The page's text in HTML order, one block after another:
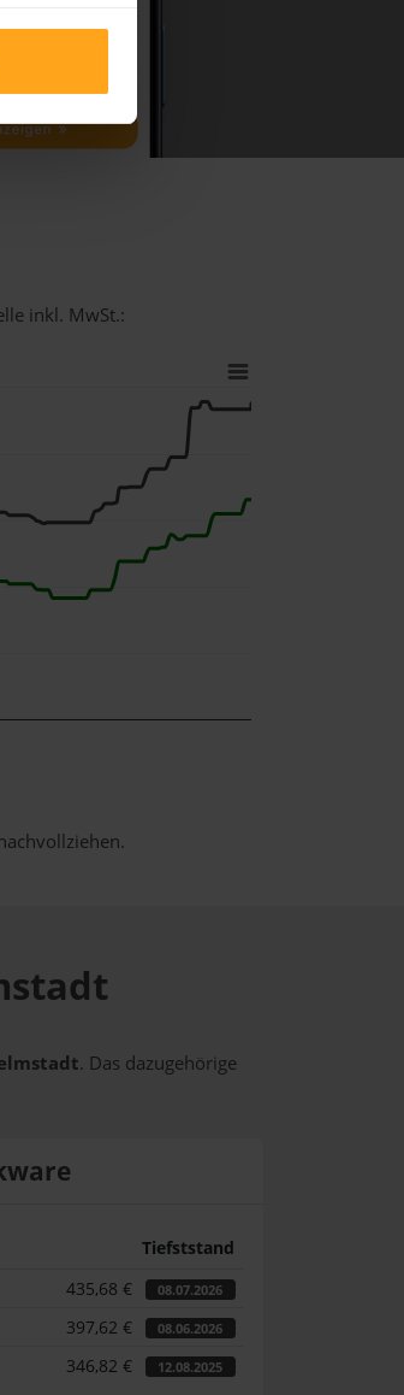
inkl. MwSt.:
. Das dazugehörige
Tiefststand
435,68 € 08.07.2026
397,62 € 08.06.2026
346,82 € 12.08.2025